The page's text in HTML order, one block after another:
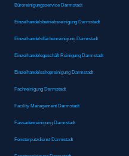
Büroreinigungsservice Darmstadt
Einzelhandelsbetriebsreinigung Darmstadt
Einzelhandelsflächenreinigung Darmstadt
Einzelhandelsgeschäft Reinigung Darmstadt
Einzelhandelsshopreinigung Darmstadt
Fachreinigung Darmstadt
Facility Management Darmstadt
Fassadenreinigung Darmstadt
Fensterputzdienst Darmstadt